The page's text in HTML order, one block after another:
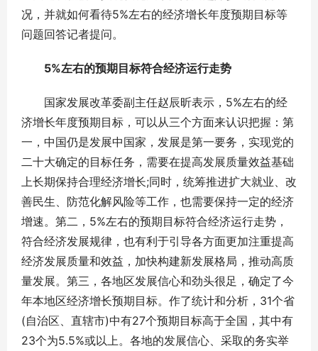
况，并就如何看待5%左右的经济增长年度预期目标等
问题回答记者提问。
5%左右的预期目标符合经济运行走势
国家发展改革委副主任赵辰昕表示，5%左右的经
济增长年度预期目标，可以从三个方面来认识把握：第
一，中国仍是发展中国家，发展是第一要务，实现党的
二十大确定的目标任务，需要在提高发展质量效益基础
上长期保持合理经济增长;同时，统筹推进扩大就业、改
善民生、防范化解风险等工作，也需要保持一定的经济
增速。第二，5%左右的预期目标符合经济运行走势，
符合经济发展规律，也有利于引导各方面更加注重提高
经济发展质量和效益，加快构建新发展格局，推动高质
量发展。第三，各地区发展信心和劲头很足，确定了今
年本地区经济增长预期目标。作了统计和分析，31个省
(自治区、直辖市)中有27个预期目标高于全国，其中有
23个为5.5%或以上。各地的发展信心、采取的务实举